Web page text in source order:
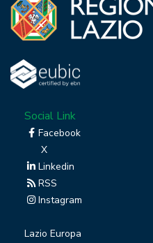
Social Link
Facebook
X
Linkedin
RSS
Instagram
Lazio Europa